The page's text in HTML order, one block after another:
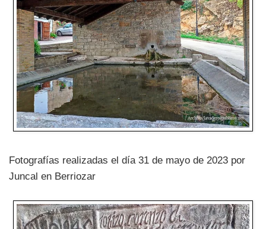
Fotografías realizadas el día 31 de mayo de 2023 por
Juncal en Berriozar